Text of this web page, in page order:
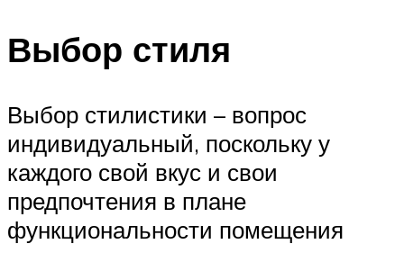
Выбор стиля
Выбор стилистики – вопрос
индивидуальный, поскольку у
каждого свой вкус и свои
предпочтения в плане
функциональности помещения